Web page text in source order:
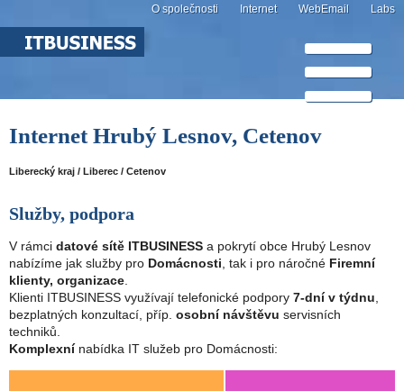
O společnosti Internet WebEmail Labs
Internet Hrubý Lesnov, Cetenov
Liberecký kraj / Liberec / Cetenov
Služby, podpora
V rámci datové sítě ITBUSINESS a pokrytí obce Hrubý Lesnov
nabízíme jak služby pro Domácnosti , tak i pro náročné Firemní
klienty, organizace
Klienti ITBUSINESS využívají telefonické podpory 7-dní v týdnu
bezplatných konzultací, příp. osobní návštěvu servisních
techniků.
Komplexnínabídka IT služeb pro Domácnosti: